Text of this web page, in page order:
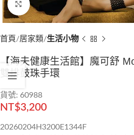
Click to enlarge
首頁 居家類 生活小物
【海夫健康生活館】魔可舒
雙排鼓珠手環
貨號: 60988
NT$3,200
20260204H3200E1344F